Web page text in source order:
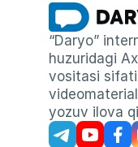
“Daryo”
huzuridagi
vositasi
yozuv ilova